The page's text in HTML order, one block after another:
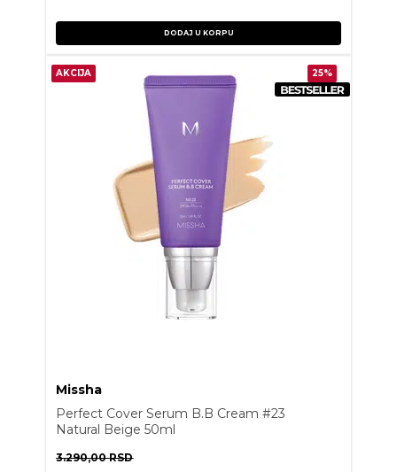
DODAJ U KORPU
AKCIJA 25%
Missha
Perfect Cover Serum B.B Cream #23
Natural Beige 50ml
3.290,00RSD